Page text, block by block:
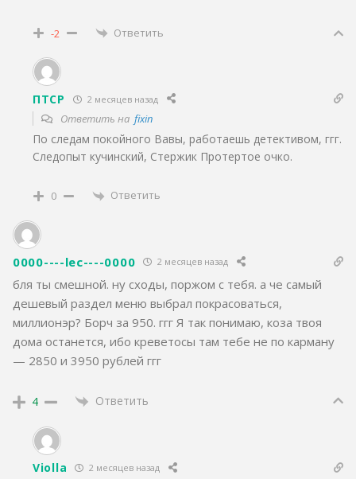
-2 Ответить
ПТСР 2 месяцев назад
Ответить на fixin
По следам покойного Вавы, работаешь детективом, ггг.
Следопыт кучинский, Стержик Протертое очко.
0 Ответить
0000----lec----0000 2 месяцев назад
бля ты смешной. ну сходы, поржом с тебя. а че самый
дешевый раздел меню выбрал покрасоваться,
миллионэр? Борч за 950. ггг Я так понимаю, коза твоя
дома останется, ибо креветосы там тебе не по карману
— 2850 и 3950 рублей ггг
4 Ответить
Violla 2 месяцев назад